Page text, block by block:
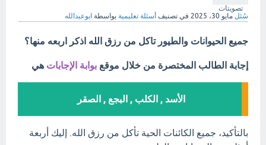
تصويتات
سُئل مايو 30، 2025 في تصنيف أسئلة تعليمية بواسطة ابوعبدالله
جميع الحيوانات والطيور تاكل من رزق الله اذكر اربعه منها؟
إجابة الطالب المختصرة من خلال موقع بوابة الإجابات هي
الأسد , الكلب , البجع , الصقر
بالتأكيد، جميع الكائنات الحية تأكل من رزق الله. إليك أربعة